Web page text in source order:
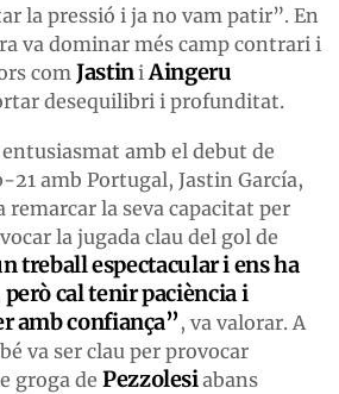
la pressió i ja no vam patir”. En
va dominar més camp contrari i
com Jastini Aingeru
desequilibri i profunditat.
amb el debut de
amb Portugal, Jastin García,
remarcar la seva capacitat per
la jugada clau del gol de
treball espectacular i ens ha
cal tenir paciència i
amb confiança”, va valorar. A
va ser clau per provocar
groga de Pezzolesiabans